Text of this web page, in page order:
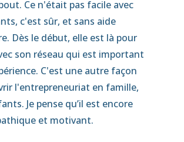
Ce n'était pas facile avec
c'est sûr, et sans aide
Dès le début, elle est là pour
son réseau qui est important
C'est une autre façon
l'entrepreneuriat en famille,
Je pense qu’il est encore
et motivant.